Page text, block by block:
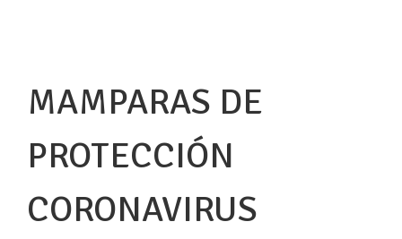
MAMPARAS DE
PROTECCIÓN
CORONAVIRUS